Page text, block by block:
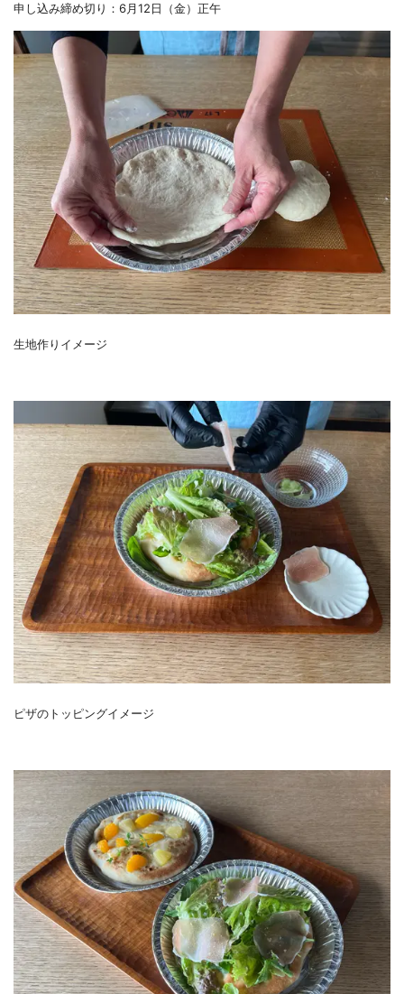
申し込み締め切り：6月12日（金）正午
生地作りイメージ
ピザのトッピングイメージ